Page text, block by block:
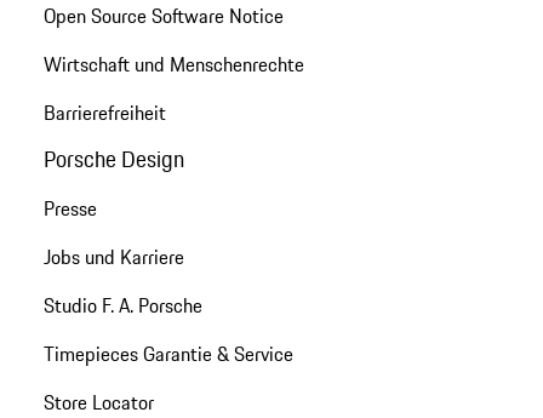
Open Source Software Notice
Wirtschaft und Menschenrechte
Barrierefreiheit
Porsche Design
Presse
Jobs und Karriere
Studio F. A. Porsche
Timepieces Garantie & Service
Store Locator